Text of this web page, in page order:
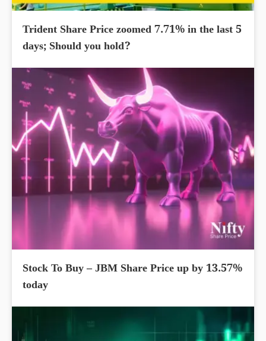
Trident Share Price zoomed 7.71% in the last 5
days; Should you hold?
Stock To Buy – JBM Share Price up by 13.57%
today